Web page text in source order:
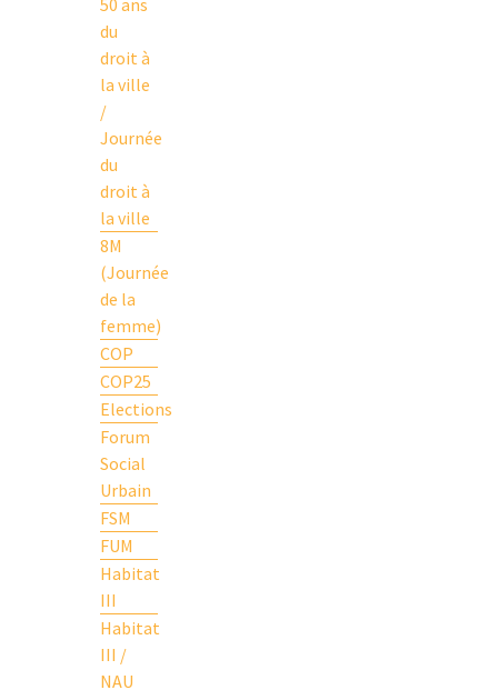
50 ans
du
droit à
la ville
/
Journée
du
droit à
la ville
8M
(Journée
de la
femme)
COP
COP25
Elections
Forum
Social
Urbain
FSM
FUM
Habitat
III
Habitat
III /
NAU